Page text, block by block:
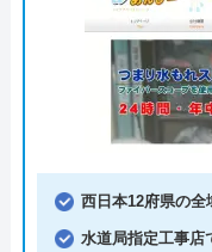
西日本12府県の全
水道局指定工事店